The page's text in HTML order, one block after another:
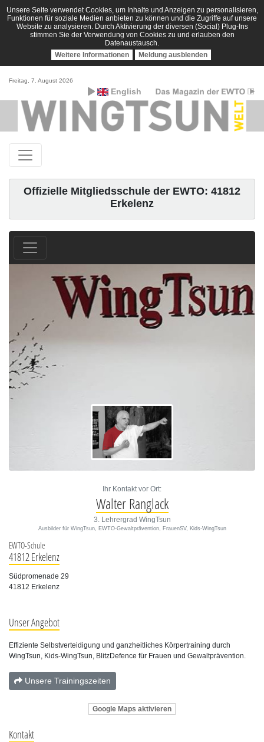
Unsere Seite verwendet Cookies, um Inhalte und Anzeigen zu personalisieren,
Funktionen für soziale Medien anbieten zu können und die Zugriffe auf unsere
Website zu analysieren. Durch Aktivierung der diversen (Social) Plug-Ins
stimmen Sie der Verwendung von Cookies zu und erlauben den
Datenaustausch.
Weitere Informationen
Meldung ausblenden
Freitag, 7. August 2026
English
Offizielle Mitgliedsschule der EWTO: 41812
Erkelenz
Ihr Kontakt vor Ort:
Walter Ranglack
3. Lehrergrad WingTsun
Ausbilder für WingTsun, EWTO-Gewaltprävention, FrauenSV, Kids-WingTsun
EWTO-Schule
41812 Erkelenz
Südpromenade 29
41812 Erkelenz
Unser Angebot
Effiziente Selbstverteidigung und ganzheitliches Körpertraining durch
WingTsun, Kids-WingTsun, BlitzDefence für Frauen und Gewaltprävention.
Unsere Trainingszeiten
Google Maps aktivieren
Kontakt